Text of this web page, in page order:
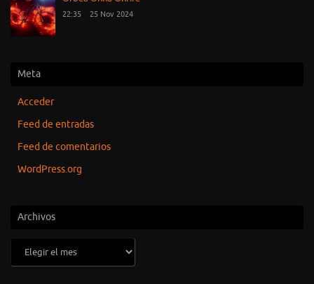
22:35 25 Nov 2024
Meta
Acceder
Feed de entradas
Feed de comentarios
WordPress.org
Archivos